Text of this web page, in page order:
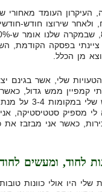
העיקרון העומד מאחורי
ולאחר שירוצו חודש-
בפסקה הקודמת,
מן הכלל.
שלי, אשר בגינם
חיפוש שלי
לחוד, ומעשים
שלי היו אולי כוונות